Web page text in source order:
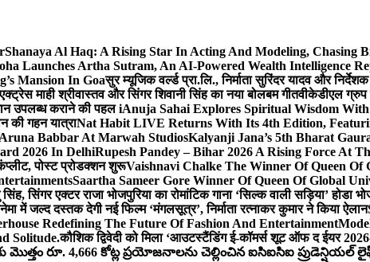
Shanaya Al Haq: A Rising Star In Acting And Modeling, Chasing
Launches Artha Sutram, An AI-Powered Wealth Intelligence
Mansion In Goaसुर म्यूजिक वर्ल्ड प्रा.लि., निर्माता सुरिंदर यादव और
माही श्रीवास्तव और सिंगर शिवानी सिंह का नया बोलबम गीतवीकेडीएल ग्रुप
उपलब्ध कराने की पहल iAnuja Sahai Explores Spiritual Wisdom
की गहन यात्राNat Habit LIVE Returns With Its 4th Edition,
Babbar At Marwah StudiosKalyanji Jana’s 5th Bharat
2026 In DelhiRupesh Pandey – Bihar 2026 A Rising Force At
कंप्लीट, पोस्ट प्रोडक्शन शुरूVaishnavi Chalke The Winner Of Queen
Saartha Sameer Gore Winner Of Queen Of Global
सिंगर एक्टर राजा भोजपुरिया का रोमांटिक गाना ‘सिल्क वाली सड़िया’ होडा
में जल्द दस्तक देगी नई फिल्म ‘मंगलसूत्र’, निर्माता रत्नाकर कुमार ने किया ऐलान
Redefining The Future Of Fashion And Entertainment
Solitude.कौशिक द्विवेदी को मिला ‘आउटस्टैंडिंग ई-कॉमर्स शूट ऑफ द ईयर
రూ. 4,666 కోట్ల ప్రయోజనాలను చెల్లించిన ఐసిఐసిఐ ప్రుడెన్షియల్